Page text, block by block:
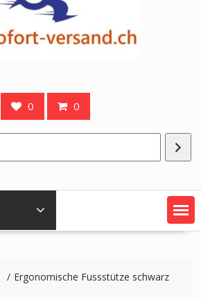
0 0
Ergonomische Fussstütze schwarz